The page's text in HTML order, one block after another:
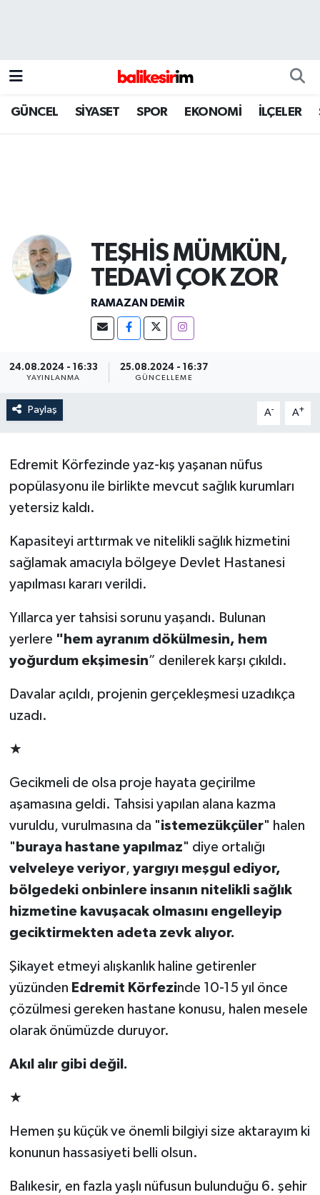
GÜNCEL SİYASET SPOR EKONOMİ İLÇELER
TEŞHİS MÜMKÜN,
TEDAVİ ÇOK ZOR
RAMAZAN DEMİR
24.08.2024 - 16:33
YAYINLANMA
25.08.2024 - 16:37
GÜNCELLEME
Paylaş A- A+
Edremit Körfezinde yaz-kış yaşanan nüfus
popülasyonu ile birlikte mevcut sağlık kurumları
yetersiz kaldı.
Kapasiteyi arttırmak ve nitelikli sağlık hizmetini
sağlamak amacıyla bölgeye Devlet Hastanesi
yapılması kararı verildi.
Yıllarca yer tahsisi sorunu yaşandı. Bulunan
yerlere "hem ayranım dökülmesin, hem
yoğurdum ekşimesin” denilerek karşı çıkıldı.
Davalar açıldı, projenin gerçekleşmesi uzadıkça
uzadı.
★
Gecikmeli de olsa proje hayata geçirilme
aşamasına geldi. Tahsisi yapılan alana kazma
vuruldu, vurulmasına da "istemezükçüler" halen
" buraya hastane yapılmaz" diye ortalığı
velveleye veriyor, yargıyı meşgul ediyor,
bölgedeki onbinlere insanın nitelikli sağlık
hizmetine kavuşacak olmasını engelleyip
geciktirmekten adeta zevk alıyor.
Şikayet etmeyi alışkanlık haline getirenler
yüzünden Edremit Körfezinde 10-15 yıl önce
çözülmesi gereken hastane konusu, halen mesele
olarak önümüzde duruyor.
Akıl alır gibi değil.
★
Hemen şu küçük ve önemli bilgiyi size aktarayım ki
konunun hassasiyeti belli olsun.
Balıkesir, en fazla yaşlı nüfusun bulunduğu 6. şehir